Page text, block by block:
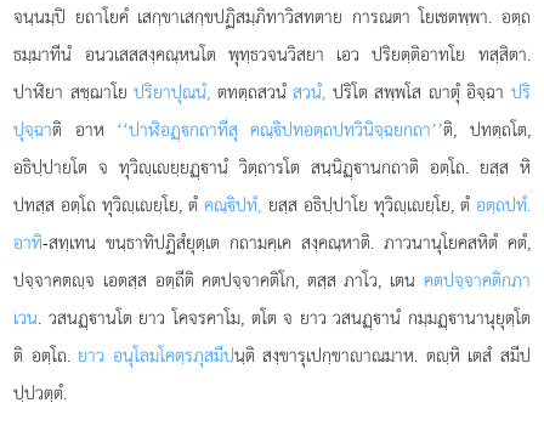
จนฺนมฺปิ ยถาโยคํ เสกฺขาเสกฺขปฏิสมฺภิทาวิสทตาย การณตา โยเชตพฺพา. อตฺถ
ธมฺมาทีนํ อนวเสสสงฺคณฺหนโต พุทฺธวจนวิสยา เอว ปริยตฺติอาทโย ทสฺสิตา.
ปาฬิยา สชฺฌาโยปริยาปุณนํ, ตทตฺถสวนํสวนํ, ปริโต สพฺพโส าตุํ อิจฺฉา ปริ
ปุจฺฉาติ อาห ‘‘ปาฬิอฏฺกถาทีสุ คณฺิปทอตฺถปทวินิจฺฉยกถา’’ติ, ปทตฺถโต,
อธิปฺปายโต จ ทุวิฺเยฺยฏฺานํ วิตฺถารโต สนฺนิฏฺานกถาติ อตฺโถ. ยสฺส หิ
ปทสฺส อตฺโถ ทุวิฺเยฺโย, ตํคณฺิปทํ, ยสฺส อธิปฺปาโย ทุวิฺเยฺโย, ตํ อตฺถปทํ.
อาทิ-สทฺเทน ขนฺธาทิปฏิสํยุตฺเต กถามคฺเค สงฺคณฺหาติ. ภาวนานุโยคสหิตํ คตํ,
ปจฺจาคตฺจ เอตสฺส อตฺถีติ คตปจฺจาคติโก, ตสฺส ภาโว, เตน คตปจฺจาคติกภา
เวน. วสนฏฺานโต ยาว โคจรคาโม, ตโต จ ยาว วสนฏฺานํ กมฺมฏฺานานุยุตฺโต
ติ อตฺโถ. ยาว อนุโลมโคตฺรภุสมีปนฺติ สงฺขารุเปกฺขาาณมาห. ตฺหิ เตสํ สมีป
ปฺปวตฺตํ.